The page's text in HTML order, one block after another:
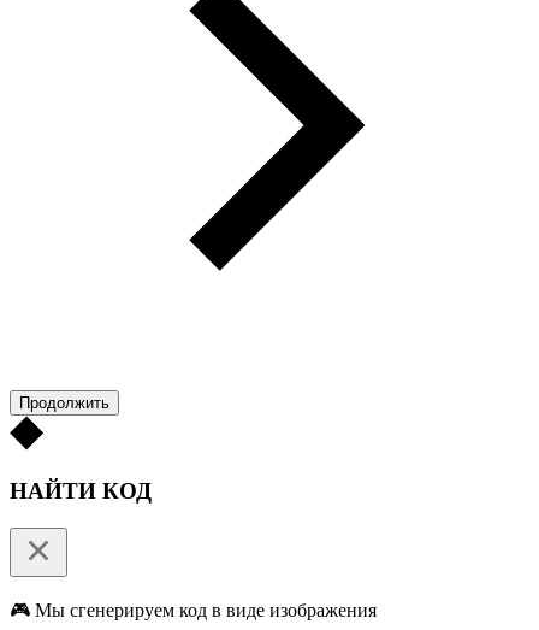
Продолжить
НАЙТИ КОД
🎮 Мы сгенерируем код в виде изображения